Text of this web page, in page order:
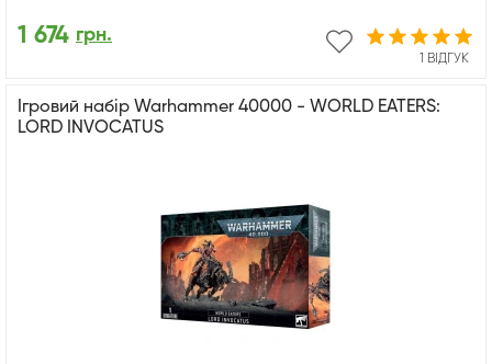
1 ВІДГУК
1 674 грн.
Ігровий набір Warhammer 40000 - WORLD EATERS:
LORD INVOCATUS